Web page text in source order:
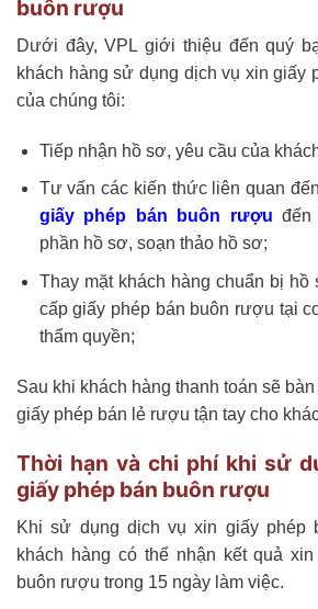
buôn rượu
Dưới đây, VPL giới thiệu đến quý
khách hàng sử dụng dịch vụ xin giấy
của chúng tôi:
Tiếp nhận hồ sơ, yêu cầu của
Tư vấn các kiến thức liên quan
giấy phép bán buôn rượu đến
phần hồ sơ, soạn thảo hồ sơ;
Thay mặt khách hàng chuẩn bị
cấp giấy phép bán buôn rượu tại
thẩm quyền;
Sau khi khách hàng thanh toán sẽ
giấy phép bán lẻ rượu tận tay cho
Thời hạn và chi phí khi sử
giấy phép bán buôn rượu
Khi sử dụng dịch vụ xin giấy phép
khách hàng có thể nhận kết quả
buôn rượu trong 15 ngày làm việc.